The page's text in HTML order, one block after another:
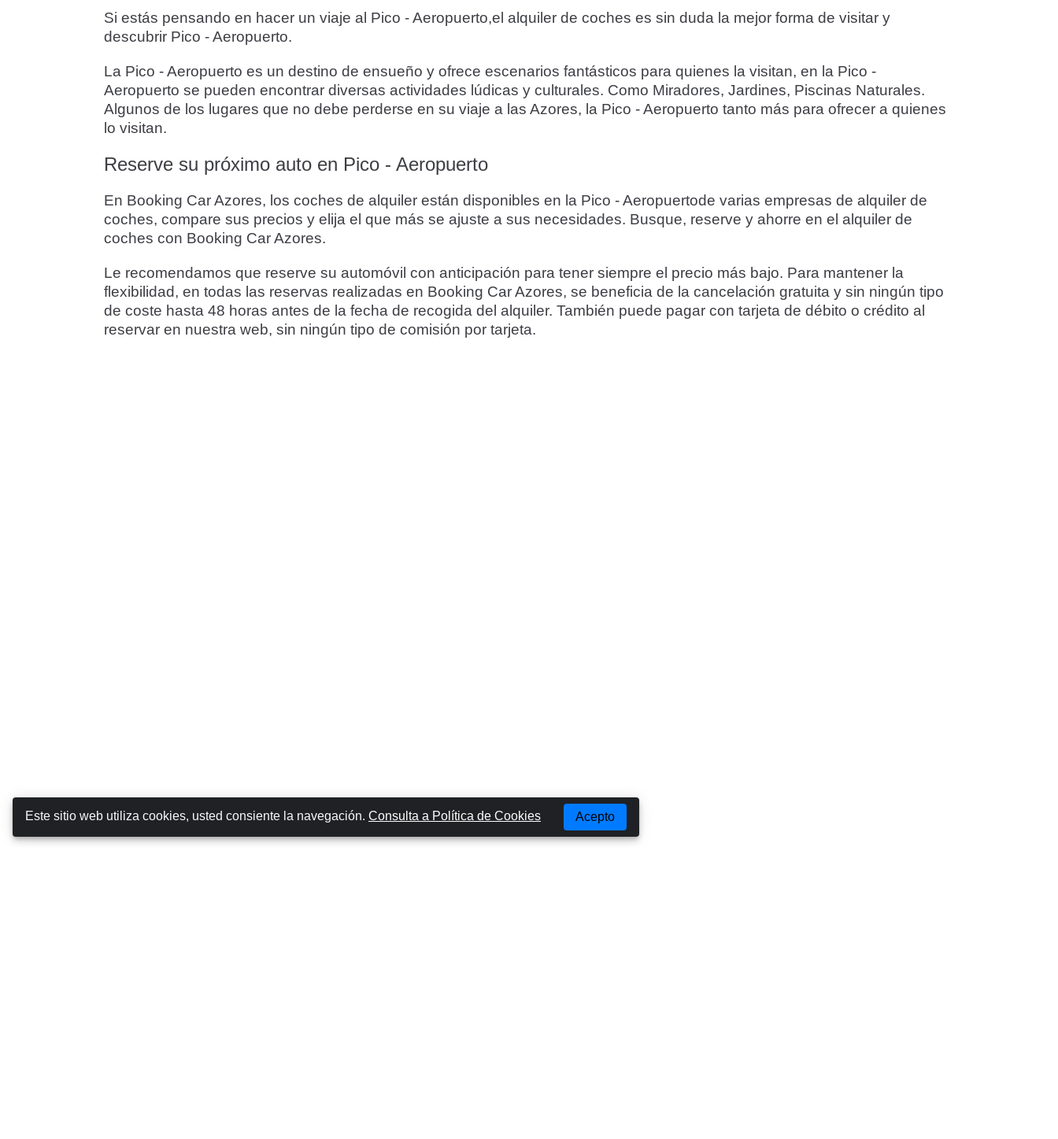
Si estás pensando en hacer un viaje al Pico - Aeropuerto,el alquiler de coches es sin duda la mejor forma de visitar y
descubrir Pico - Aeropuerto.
La Pico - Aeropuerto es un destino de ensueño y ofrece escenarios fantásticos para quienes la visitan, en la Pico -
Aeropuerto se pueden encontrar diversas actividades lúdicas y culturales. Como Miradores, Jardines, Piscinas Naturales.
Algunos de los lugares que no debe perderse en su viaje a las Azores, la Pico - Aeropuerto tanto más para ofrecer a quienes
lo visitan.
Reserve su próximo auto en Pico - Aeropuerto
En Booking Car Azores, los coches de alquiler están disponibles en la Pico - Aeropuertode varias empresas de alquiler de
coches, compare sus precios y elija el que más se ajuste a sus necesidades. Busque, reserve y ahorre en el alquiler de
coches con Booking Car Azores.
Le recomendamos que reserve su automóvil con anticipación para tener siempre el precio más bajo. Para mantener la
flexibilidad, en todas las reservas realizadas en Booking Car Azores, se beneficia de la cancelación gratuita y sin ningún tipo
de coste hasta 48 horas antes de la fecha de recogida del alquiler. También puede pagar con tarjeta de débito o crédito al
reservar en nuestra web, sin ningún tipo de comisión por tarjeta.
Este sitio web utiliza cookies, usted consiente la navegación. Consulta a Política de Cookies Acepto